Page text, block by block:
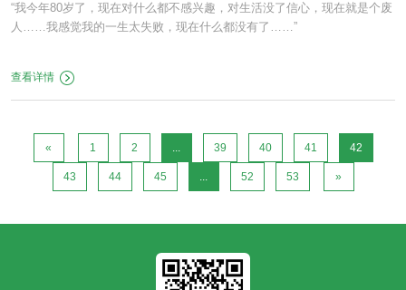
“我今年80岁了，现在对什么都不感兴趣，对生活没了信心，现在就是个废
人……我感觉我的一生太失败，现在什么都没有了……”
查看详情
« 1 2 ... 39 40 41 42
43 44 45 ... 52 53 »